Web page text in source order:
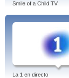
Smile of a Child TV
La 1 en directo